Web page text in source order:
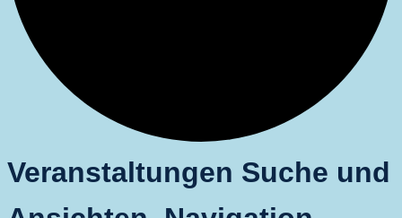
Veranstaltungen
Veranstaltungen Suche und